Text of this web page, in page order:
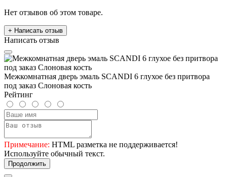
Нет отзывов об этом товаре.
+ Написать отзыв
Написать отзыв
Межкомнатная дверь эмаль SCANDI 6 глухое без притвора
под заказ Слоновая кость
Рейтинг
Примечание: HTML разметка не поддерживается!
Используйте обычный текст.
Продолжить